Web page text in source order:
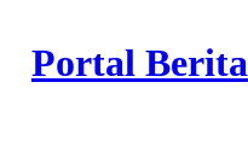
content
Portal Berita